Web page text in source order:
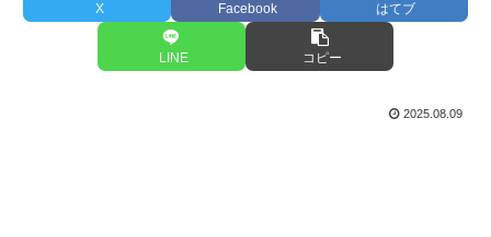
X Facebook はてブ
LINE コピー
2025.08.09